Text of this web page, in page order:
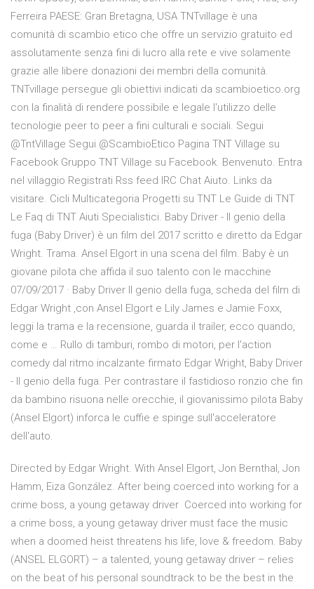
Ferreira PAESE: Gran Bretagna, USA TNTvillage è una
comunità di scambio etico che offre un servizio gratuito ed
assolutamente senza fini di lucro alla rete e vive solamente
grazie alle libere donazioni dei membri della comunità.
TNTvillage persegue gli obiettivi indicati da scambioetico.org
con la finalità di rendere possibile e legale l'utilizzo delle
tecnologie peer to peer a fini culturali e sociali. Segui
@TntVillage Segui @ScambioEtico Pagina TNT Village su
Facebook Gruppo TNT Village su Facebook. Benvenuto. Entra
nel villaggio Registrati Rss feed IRC Chat Aiuto. Links da
visitare. Cicli Multicategoria Progetti su TNT Le Guide di TNT
Le Faq di TNT Aiuti Specialistici. Baby Driver - Il genio della
fuga (Baby Driver) è un film del 2017 scritto e diretto da Edgar
Wright. Trama. Ansel Elgort in una scena del film. Baby è un
giovane pilota che affida il suo talento con le macchine
07/09/2017 · Baby Driver Il genio della fuga, scheda del film di
Edgar Wright ,con Ansel Elgort e Lily James e Jamie Foxx,
leggi la trama e la recensione, guarda il trailer, ecco quando,
come e … Rullo di tamburi, rombo di motori, per l'action
comedy dal ritmo incalzante firmato Edgar Wright, Baby Driver
- Il genio della fuga. Per contrastare il fastidioso ronzio che fin
da bambino risuona nelle orecchie, il giovanissimo pilota Baby
(Ansel Elgort) inforca le cuffie e spinge sull'acceleratore
dell'auto.
Directed by Edgar Wright. With Ansel Elgort, Jon Bernthal, Jon
Hamm, Eiza González. After being coerced into working for a
crime boss, a young getaway driver Coerced into working for
a crime boss, a young getaway driver must face the music
when a doomed heist threatens his life, love & freedom. Baby
(ANSEL ELGORT) – a talented, young getaway driver – relies
on the beat of his personal soundtrack to be the best in the